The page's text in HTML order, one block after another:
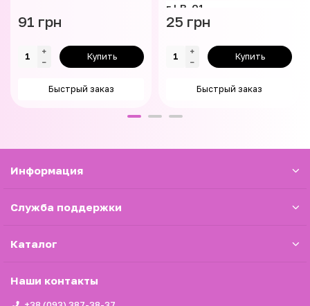
91 грн
Купить
Быстрый заказ
г LB-01
25 грн
Купить
Быстрый заказ
Информация
Служба поддержки
Каталог
Наши контакты